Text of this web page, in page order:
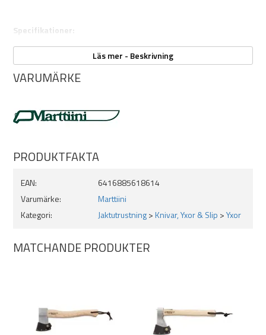
Specifikationer:
Vikt: 830g
Yxhuvudets vikt: 600g
Läs mer - Beskrivning
VARUMÄRKE
PRODUKTFAKTA
EAN:
6416885618614
Varumärke:
Marttiini
Kategori:
Jaktutrustning>Knivar, Yxor & Slip >Yxor
MATCHANDE PRODUKTER